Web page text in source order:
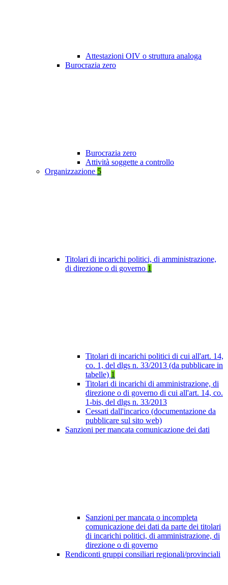
Attestazioni OIV o struttura analoga
Burocrazia zero
Burocrazia zero
Attività soggette a controllo
Organizzazione 5
Titolari di incarichi politici, di amministrazione,
di direzione o di governo 1
Titolari di incarichi politici di cui all'art. 14,
co. 1, del dlgs n. 33/2013 (da pubblicare in
tabelle) 1
Titolari di incarichi di amministrazione, di
direzione o di governo di cui all'art. 14, co.
1-bis, del dlgs n. 33/2013
Cessati dall'incarico (documentazione da
pubblicare sul sito web)
Sanzioni per mancata comunicazione dei dati
Sanzioni per mancata o incompleta
comunicazione dei dati da parte dei titolari
di incarichi politici, di amministrazione, di
direzione o di governo
Rendiconti gruppi consiliari regionali/provinciali